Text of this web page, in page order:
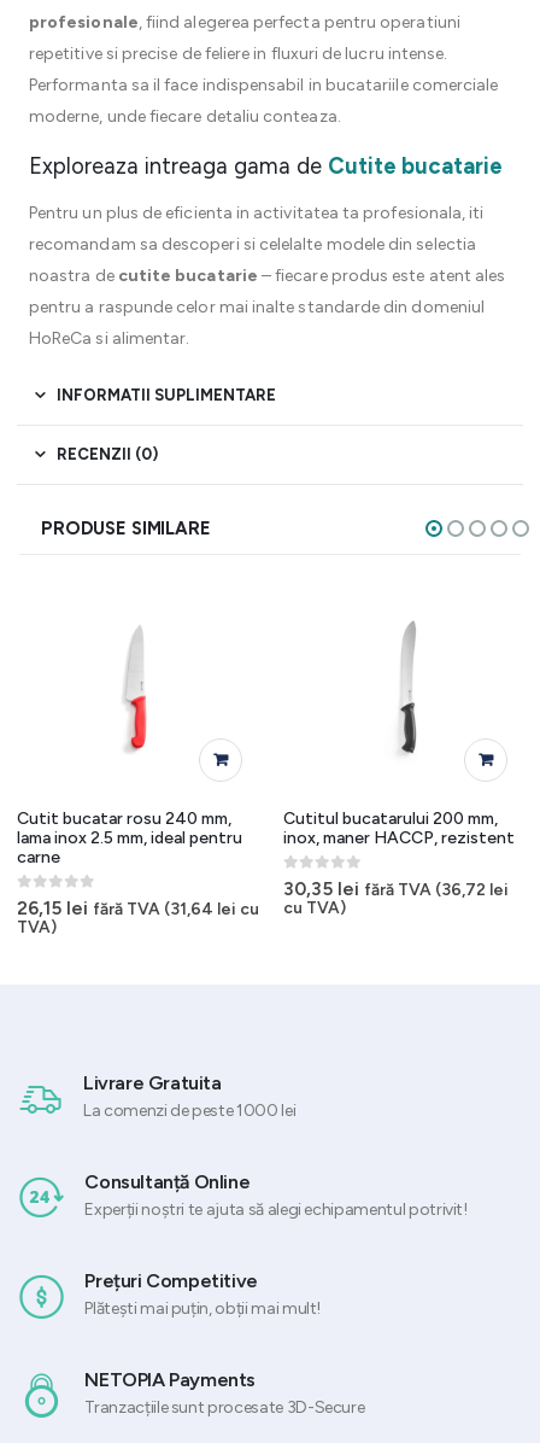
profesionale, fiind alegerea perfecta pentru operatiuni
repetitive si precise de feliere in fluxuri de lucru intense.
Performanta sa il face indispensabil in bucatariile comerciale
moderne, unde fiecare detaliu conteaza.
Exploreaza intreaga gama de Cutite bucatarie
Pentru un plus de eficienta in activitatea ta profesionala, iti
recomandam sa descoperi si celelalte modele din selectia
noastra de cutite bucatarie – fiecare produs este atent ales
pentru a raspunde celor mai inalte standarde din domeniul
HoReCa si alimentar.
INFORMATII SUPLIMENTARE
RECENZII (0)
PRODUSE SIMILARE
Cutit bucatar rosu 240 mm,
lama inox 2.5 mm, ideal pentru
carne
0out of 5
26,15 lei fără TVA (31,64 lei cu
TVA)
Cutitul bucatarului 200 mm,
inox, maner HACCP, rezistent
0out of 5
30,35 lei fără TVA (36,72 lei
cu TVA)
Livrare Gratuita
La comenzi de peste 1000 lei
Consultanță Online
Experții noștri te ajuta să alegi echipamentul potrivit!
Prețuri Competitive
Plătești mai puțin, obții mai mult!
NETOPIA Payments
Tranzacțiile sunt procesate 3D-Secure